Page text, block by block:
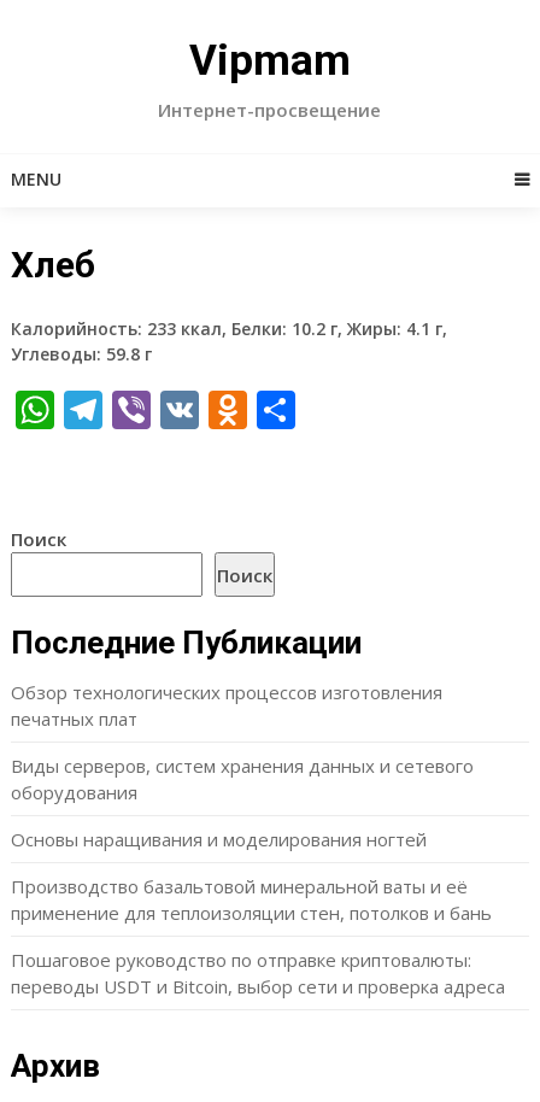
Vipmam
Интернет-просвещение
MENU
Хлеб
Калорийность: 233 ккал, Белки: 10.2 г, Жиры: 4.1 г,
Углеводы: 59.8 г
WhatsApp
Telegram
Viber
VKOdnoklassniki
Отправить
Поиск
Поиск
Последние Публикации
Обзор технологических процессов изготовления
печатных плат
Виды серверов, систем хранения данных и сетевого
оборудования
Основы наращивания и моделирования ногтей
Производство базальтовой минеральной ваты и её
применение для теплоизоляции стен, потолков и бань
Пошаговое руководство по отправке криптовалюты:
переводы USDT и Bitcoin, выбор сети и проверка адреса
Архив